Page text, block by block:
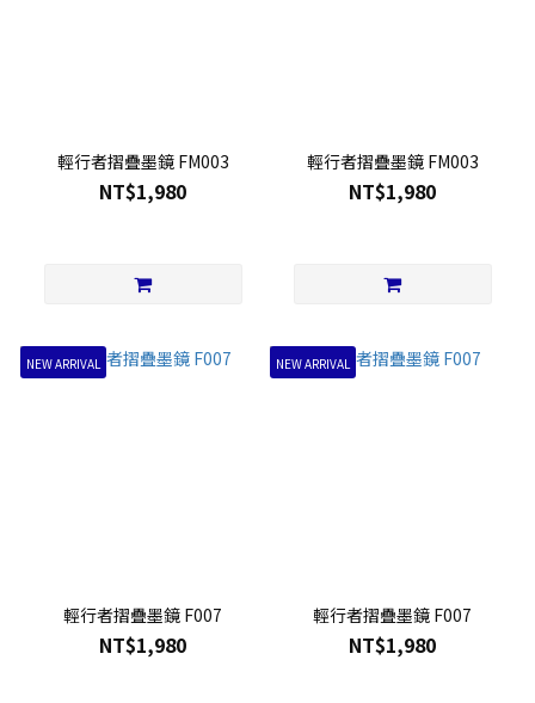
輕行者摺疊墨鏡 FM003
NT$1,980
輕行者摺疊墨鏡 FM003
NT$1,980
NEW ARRIVAL
輕行者摺疊墨鏡 F007
NT$1,980
NEW ARRIVAL
輕行者摺疊墨鏡 F007
NT$1,980